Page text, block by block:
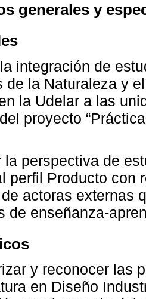
generales y
integración de
de la Naturaleza y
la Udelar a las
proyecto
la perspectiva de
perfil Producto con
actoras externas
de enseñanza-
y reconocer las
en Diseño